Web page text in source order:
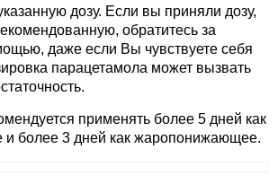
дозу. Если вы приняли дозу,
обратитесь за
даже если Вы чувствуете себя
парацетамола может вызвать
применять более 5 дней как
более 3 дней как жаропонижающее.